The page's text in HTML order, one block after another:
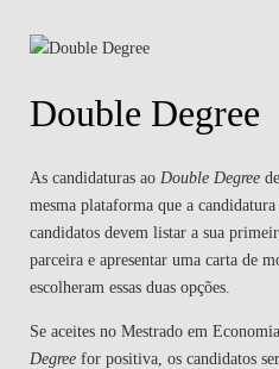
Double Degree
As candidaturas ao Double Degree
mesma plataforma que a
candidatos devem listar a sua
parceira e apresentar uma carta de
escolheram essas duas opções.
Se aceites no Mestrado em
Degree for positiva, os candidatos